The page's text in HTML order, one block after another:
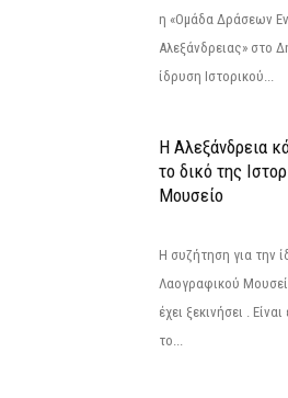
η «Ομάδα Δράσεων
Αλεξάνδρειας» στο
ίδρυση Ιστορικού...
Η Αλεξάνδρεια
το δικό της
Μουσείο
Η συζήτηση για την
Λαογραφικού
έχει ξεκινήσει .
το...